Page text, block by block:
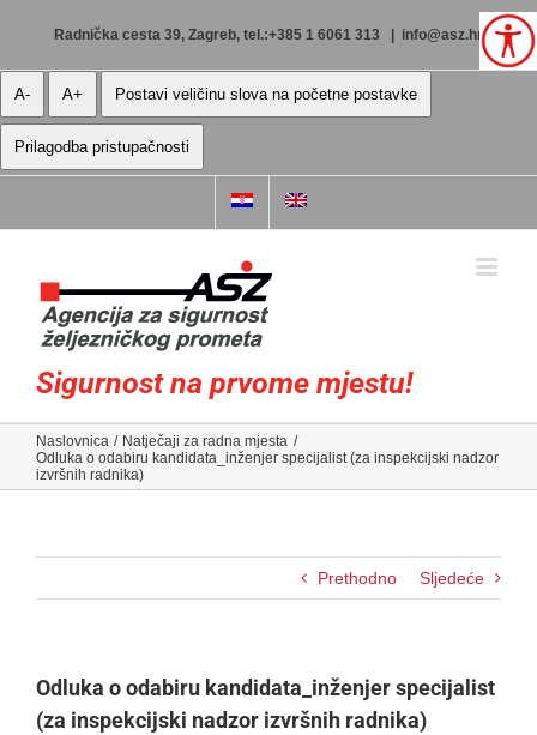
Radnička cesta 39, Zagreb, tel.:+385 1 6061 313 info@asz.hr
A- A+ Postavi veličinu slova na početne postavke
Prilagodba pristupačnosti
Sigurnost na prvome mjestu!
Naslovnica
Natječaji za radna mjesta
Odluka o odabiru kandidata_inženjer specijalist (za inspekcijski nadzor
izvršnih radnika)
Prethodno Sljedeće
Odluka o odabiru kandidata_inženjer specijalist
(za inspekcijski nadzor izvršnih radnika)